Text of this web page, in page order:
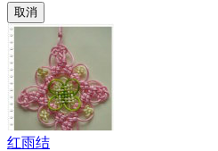
取消
红雨结